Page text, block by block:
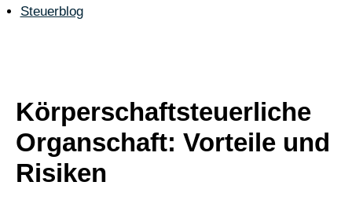
Steuerblog
Körperschaftsteuerliche
Organschaft: Vorteile und
Risiken